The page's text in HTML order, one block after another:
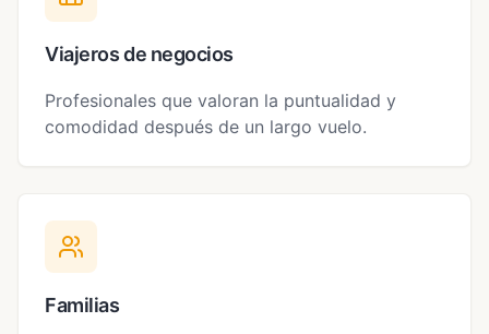
Viajeros de negocios
Profesionales que valoran la puntualidad y
comodidad después de un largo vuelo.
Familias